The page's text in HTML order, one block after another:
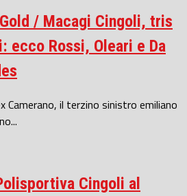
/ Macagi Cingoli, tris
ecco Rossi, Oleari e Da
Camerano, il terzino sinistro emiliano
Cingoli al